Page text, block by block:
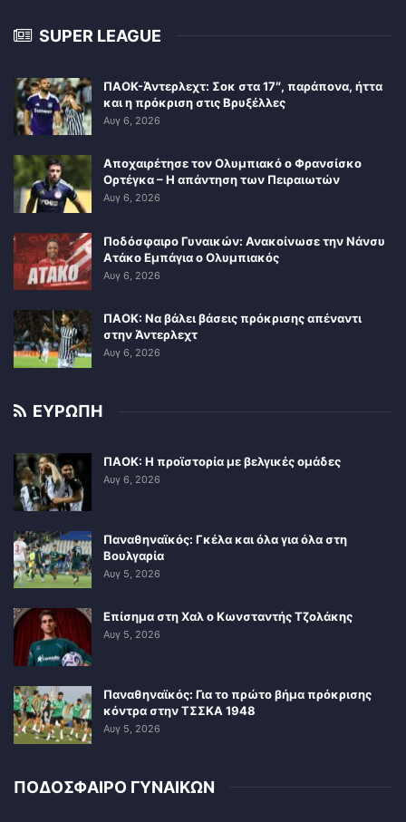
SUPER LEAGUE
ΠΑΟΚ-Άντερλεχτ: Σοκ στα 17″, παράπονα, ήττα
και η πρόκριση στις Βρυξέλλες
Αυγ 6, 2026
Αποχαιρέτησε τον Ολυμπιακό ο Φρανσίσκο
Ορτέγκα – Η απάντηση των Πειραιωτών
Αυγ 6, 2026
Ποδόσφαιρο Γυναικών: Ανακοίνωσε την Νάνσυ
Ατάκο Εμπάγια ο Ολυμπιακός
Αυγ 6, 2026
ΠΑΟΚ: Να βάλει βάσεις πρόκρισης απέναντι
στην Άντερλεχτ
Αυγ 6, 2026
ΕΥΡΩΠΗ
ΠΑΟΚ: Η προϊστορία με βελγικές ομάδες
Αυγ 6, 2026
Παναθηναϊκός: Γκέλα και όλα για όλα στη
Βουλγαρία
Αυγ 5, 2026
Επίσημα στη Χαλ ο Κωνσταντής Τζολάκης
Αυγ 5, 2026
Παναθηναϊκός: Για το πρώτο βήμα πρόκρισης
κόντρα στην ΤΣΣΚΑ 1948
Αυγ 5, 2026
ΠΟΔΟΣΦΑΙΡΟ ΓΥΝΑΙΚΩΝ